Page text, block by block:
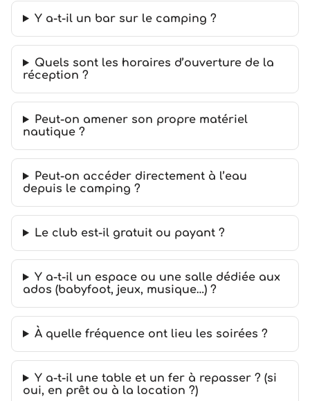
Y a-t-il un bar sur le camping ?
Quels sont les horaires d’ouverture de la
réception ?
Peut-on amener son propre matériel
nautique ?
Peut-on accéder directement à l’eau
depuis le camping ?
Le club est-il gratuit ou payant ?
Y a-t-il un espace ou une salle dédiée aux
ados (babyfoot, jeux, musique…) ?
À quelle fréquence ont lieu les soirées ?
Y a-t-il une table et un fer à repasser ? (si
oui, en prêt ou à la location ?)